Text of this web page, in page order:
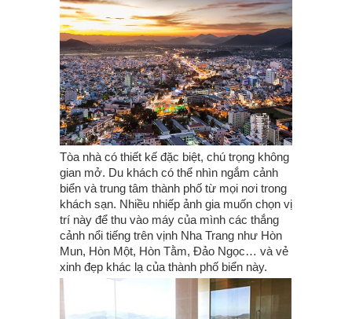
Tòa nhà có thiết kế đặc biệt, chú trọng không
gian mở. Du khách có thể nhìn ngắm cảnh
biển và trung tâm thành phố từ mọi nơi trong
khách sạn. Nhiều nhiếp ảnh gia muốn chọn vị
trí này để thu vào máy của mình các thắng
cảnh nổi tiếng trên vịnh Nha Trang như Hòn
Mun, Hòn Một, Hòn Tằm, Đảo Ngọc… và vẻ
xinh đẹp khác lạ của thành phố biển này.